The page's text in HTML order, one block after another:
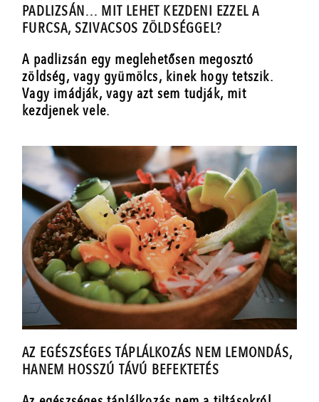
PADLIZSÁN… MIT LEHET KEZDENI EZZEL A
FURCSA, SZIVACSOS ZÖLDSÉGGEL?
A padlizsán egy meglehetősen megosztó
zöldség, vagy gyümölcs, kinek hogy tetszik.
Vagy imádják, vagy azt sem tudják, mit
kezdjenek vele.
AZ EGÉSZSÉGES TÁPLÁLKOZÁS NEM LEMONDÁS,
HANEM HOSSZÚ TÁVÚ BEFEKTETÉS